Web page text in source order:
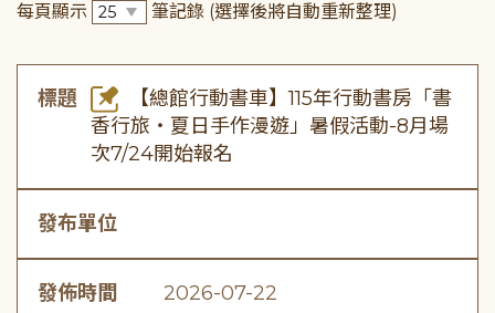
每頁顯示 筆記錄 (選擇後將自動重新整理)
標題
【總館行動書車】115年行動書房「書
香行旅・夏日手作漫遊」暑假活動-8月場
次7/24開始報名
發布單位
發佈時間 2026-07-22